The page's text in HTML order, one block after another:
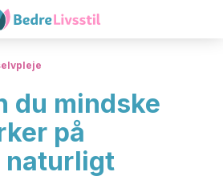
du mindske
på
naturligt